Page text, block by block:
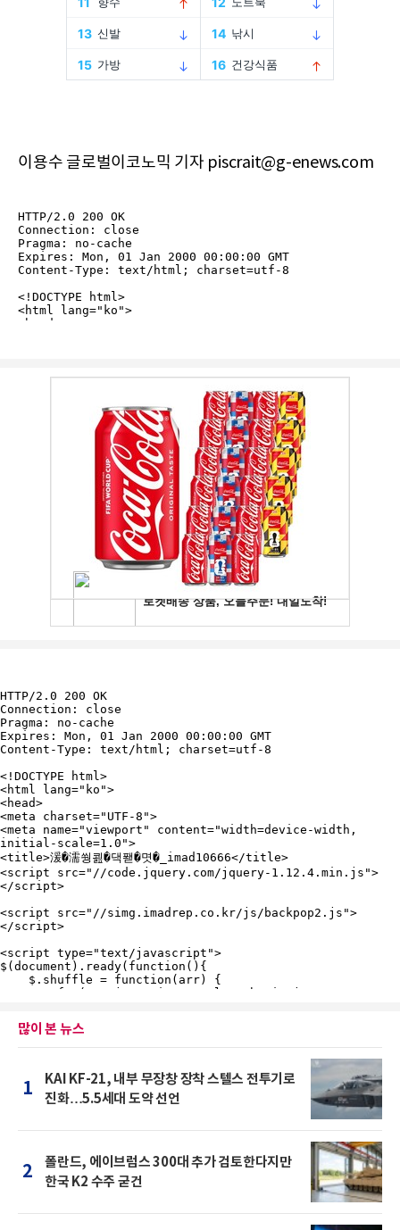
이용수 글로벌이코노믹 기자 piscrait@g-enews.com
많이 본 뉴스
1
KAI KF-21, 내부 무장창 장착 스텔스 전투기로
진화…5.5세대 도약 선언
2
폴란드, 에이브럼스 300대 추가 검토한다지만
한국 K2 수주 굳건